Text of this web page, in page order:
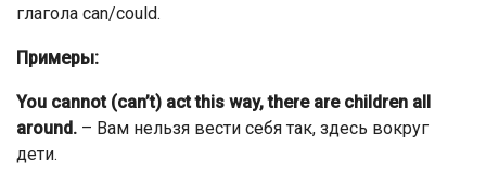
глагола can/could.
Примеры:
You cannot (can’t) act this way, there are children all
around. – Вам нельзя вести себя так, здесь вокруг
дети.